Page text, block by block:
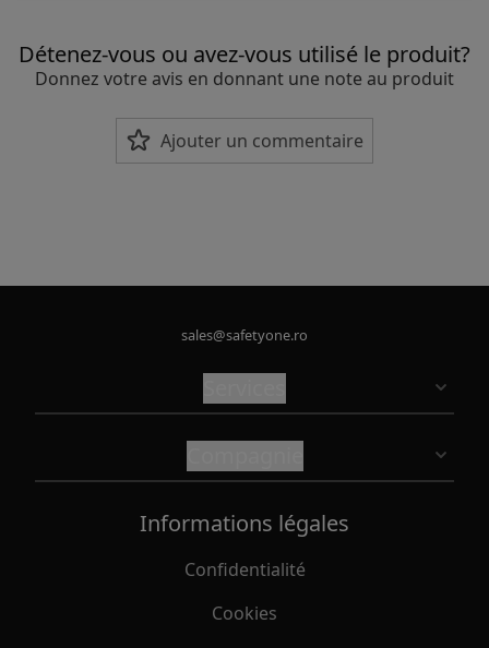
Détenez-vous ou avez-vous utilisé le produit?
Donnez votre avis en donnant une note au produit
Ajouter un commentaire
sales@safetyone.ro
Informations légales
Confidentialité
Cookies